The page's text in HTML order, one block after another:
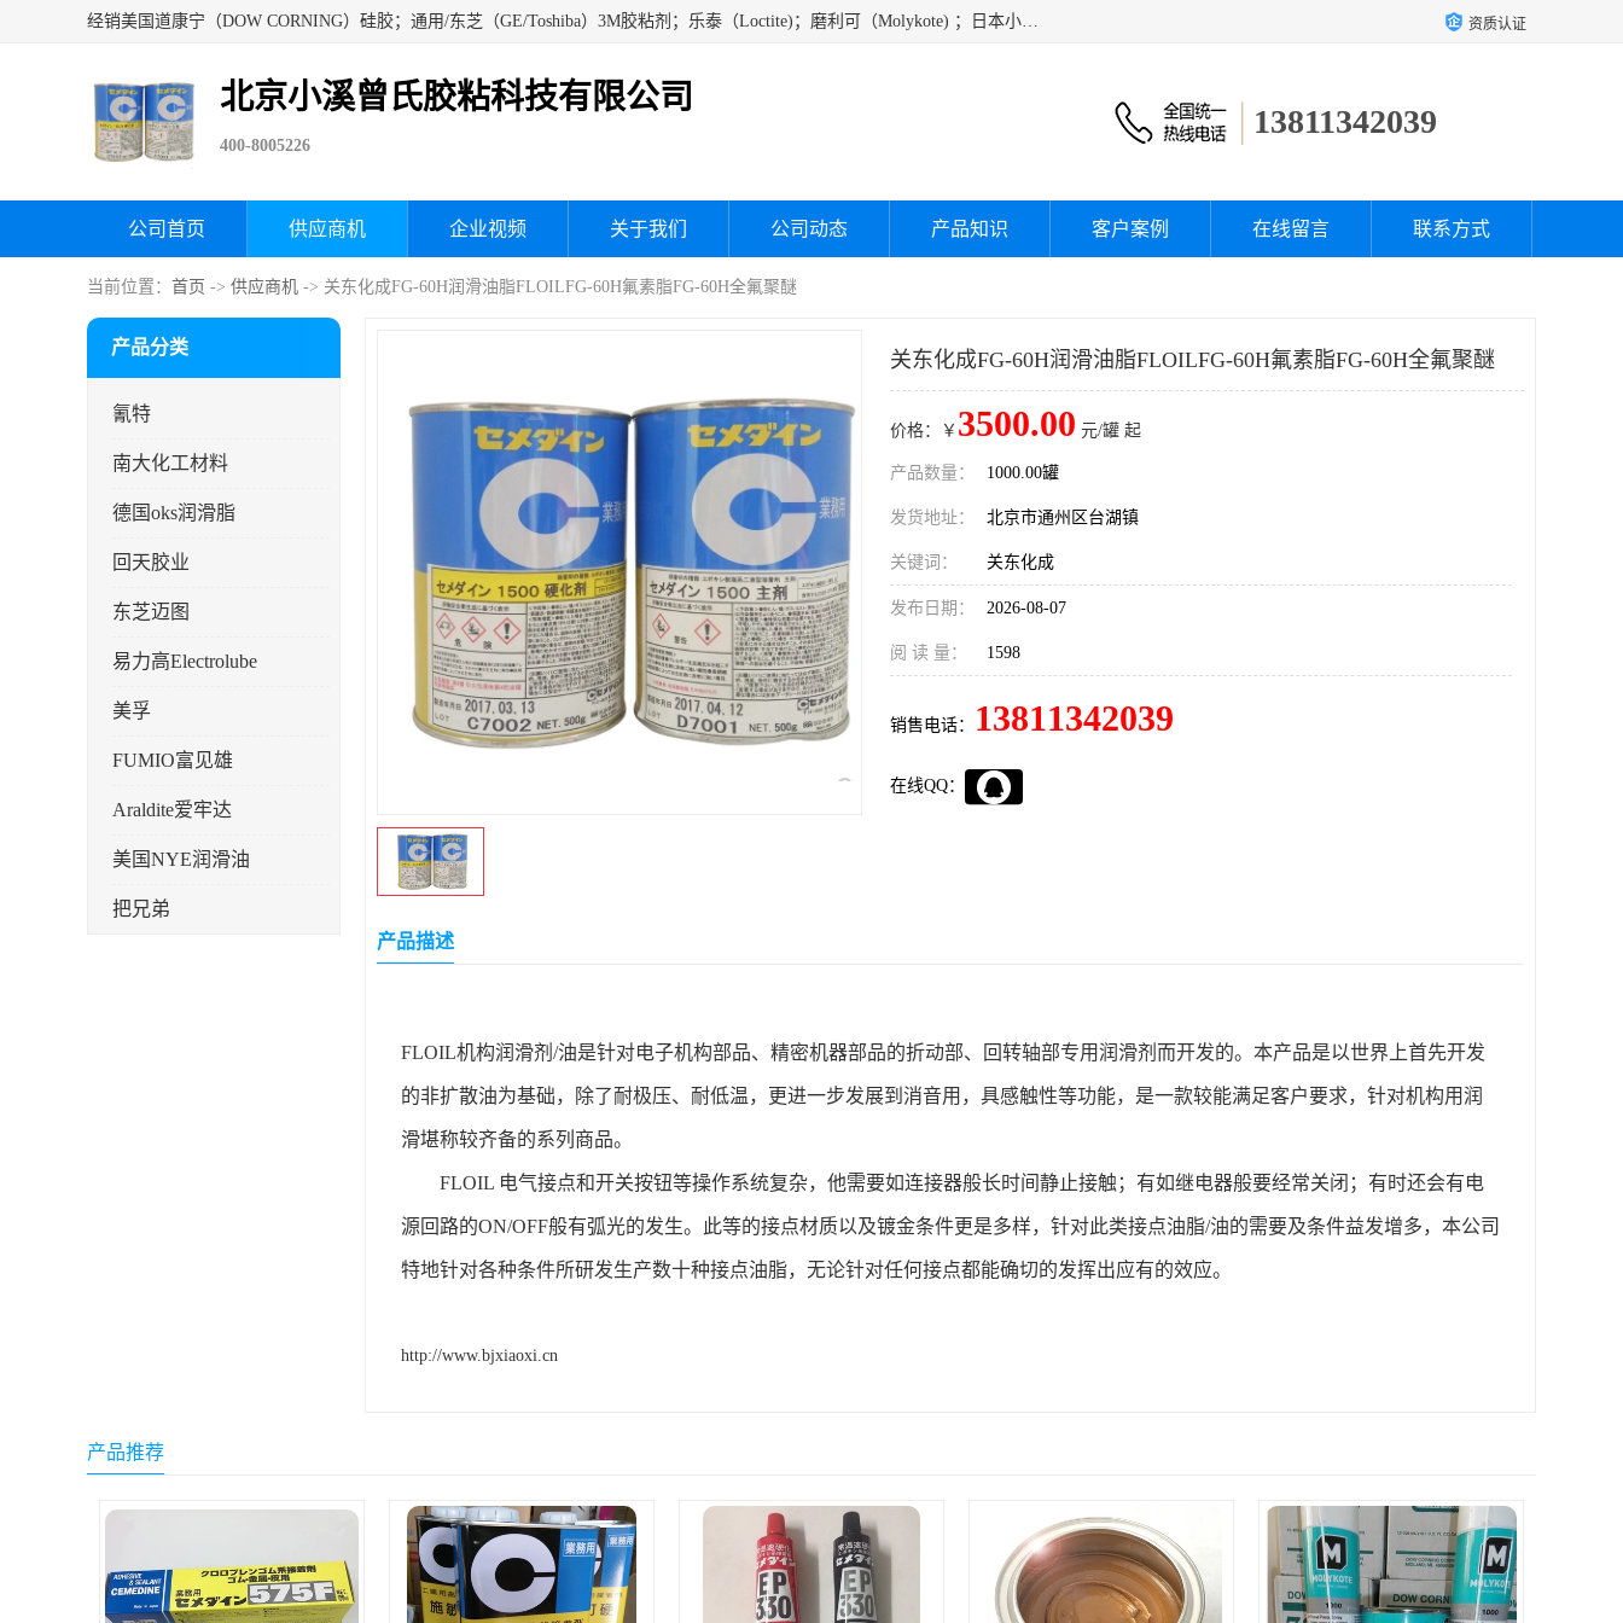
经销美国道康宁（DOW CORNING）硅胶；通用/东芝（GE/Toshiba）3M胶粘剂；乐泰（Loctite)；磨利可（Molykote) ；日本小西（KONISHI）硅胶；施敏打硬,硅胶；信越 产品；关东化成防潮披腹胶 ；三键；索尼；韩国Diabond，等各种电子电机电器进口硅胶产品、硅脂、硅油，经销美国道康宁（DOW CORNING）硅胶等 资质认证
北京小溪曾氏胶粘科技有限公司
400-8005226
13811342039
公司首页 供应商机 企业视频 关于我们 公司动态 产品知识 客户案例 在线留言 联系方式
当前位置： 首页 -> 供应商机 -> 关东化成FG-60H润滑油脂FLOILFG-60H氟素脂FG-60H全氟聚醚
产品分类
氰特
南大化工材料
德国oks润滑脂
回天胶业
东芝迈图
易力高Electrolube
美孚
FUMIO富见雄
Araldite爱牢达
美国NYE润滑油
把兄弟
双键
ergo.丙烯酸结构胶
关东化成FG-60H润滑油脂FLOILFG-60H氟素脂FG-60H全氟聚醚
价格：￥ 3500.00 元/罐 起
产品数量： 1000.00罐
发货地址： 北京市通州区台湖镇
关键词： 关东化成
发布日期： 2026-08-07
阅 读 量： 1598
销售电话： 13811342039
在线QQ：
产品描述
FLOIL机构润滑剂/油是针对电子机构部品、精密机器部品的折动部、回转轴部专用润滑剂而开发的。本产品是以世界上首先开发
的非扩散油为基础，除了耐极压、耐低温，更进一步发展到消音用，具感触性等功能，是一款较能满足客户要求，针对机构用润
滑堪称较齐备的系列商品。
FLOIL 电气接点和开关按钮等操作系统复杂，他需要如连接器般长时间静止接触；有如继电器般要经常关闭；有时还会有电
源回路的ON/OFF般有弧光的发生。此等的接点材质以及镀金条件更是多样，针对此类接点油脂/油的需要及条件益发增多，本公司
特地针对各种条件所研发生产数十种接点油脂，无论针对任何接点都能确切的发挥出应有的效应。
http://www.bjxiaoxi.cn
产品推荐